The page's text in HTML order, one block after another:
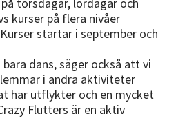
torsdagar, lördagar och
kurser på flera nivåer
startar i september och
dans, säger också att vi
i andra aktiviteter
har utflykter och en mycket
Flutters är en aktiv